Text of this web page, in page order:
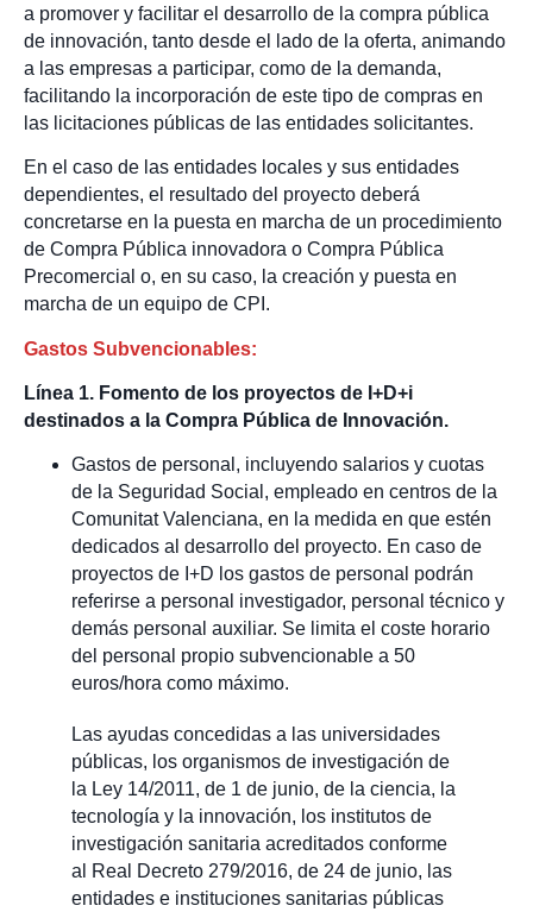
a promover y facilitar el desarrollo de la compra pública
de innovación, tanto desde el lado de la oferta, animando
a las empresas a participar, como de la demanda,
facilitando la incorporación de este tipo de compras en
las licitaciones públicas de las entidades solicitantes.
En el caso de las entidades locales y sus entidades
dependientes, el resultado del proyecto deberá
concretarse en la puesta en marcha de un procedimiento
de Compra Pública innovadora o Compra Pública
Precomercial o, en su caso, la creación y puesta en
marcha de un equipo de CPI.
Gastos Subvencionables:
Línea 1. Fomento de los proyectos de I+D+i
destinados a la Compra Pública de Innovación.
Gastos de personal, incluyendo salarios y cuotas
de la Seguridad Social, empleado en centros de la
Comunitat Valenciana, en la medida en que estén
dedicados al desarrollo del proyecto. En caso de
proyectos de I+D los gastos de personal podrán
referirse a personal investigador, personal técnico y
demás personal auxiliar. Se limita el coste horario
del personal propio subvencionable a 50
euros/hora como máximo.
Las ayudas concedidas a las universidades
públicas, los organismos de investigación de
la Ley 14/2011, de 1 de junio, de la ciencia, la
tecnología y la innovación, los institutos de
investigación sanitaria acreditados conforme
al Real Decreto 279/2016, de 24 de junio, las
entidades e instituciones sanitarias públicas